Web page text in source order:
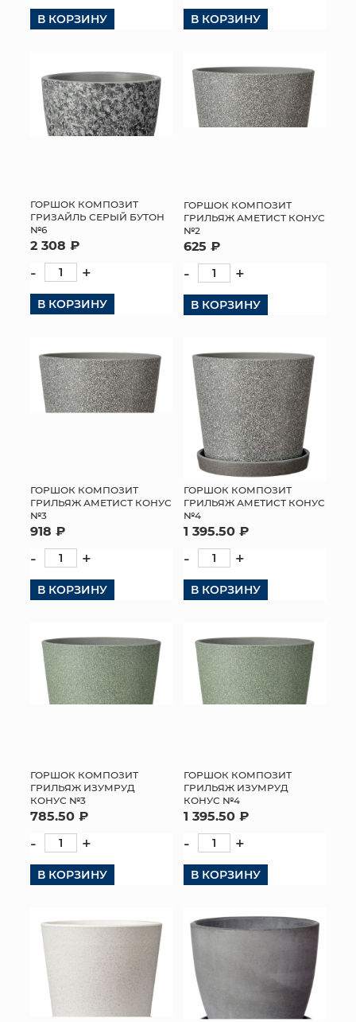
В КОРЗИНУ В КОРЗИНУ
ГОРШОК КОМПОЗИТ
ГРИЗАЙЛЬ СЕРЫЙ БУТОН
№6
2 308 ₽
- +
В КОРЗИНУ
ГОРШОК КОМПОЗИТ
ГРИЛЬЯЖ АМЕТИСТ КОНУС
№2
625 ₽
- +
В КОРЗИНУ
ГОРШОК КОМПОЗИТ
ГРИЛЬЯЖ АМЕТИСТ КОНУС
№3
918 ₽
- +
В КОРЗИНУ
ГОРШОК КОМПОЗИТ
ГРИЛЬЯЖ АМЕТИСТ КОНУС
№4
1 395.50 ₽
- +
В КОРЗИНУ
ГОРШОК КОМПОЗИТ
ГРИЛЬЯЖ ИЗУМРУД
КОНУС №3
785.50 ₽
- +
В КОРЗИНУ
ГОРШОК КОМПОЗИТ
ГРИЛЬЯЖ ИЗУМРУД
КОНУС №4
1 395.50 ₽
- +
В КОРЗИНУ